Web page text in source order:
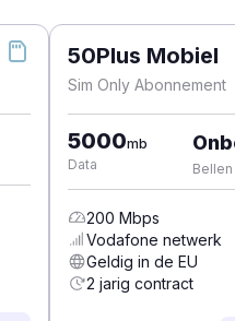
50Plus Mobiel
Sim Only Abonnement
5000mb
Data
Bellen
200 Mbps
Vodafone netwerk
Geldig in de EU
2 jarig contract